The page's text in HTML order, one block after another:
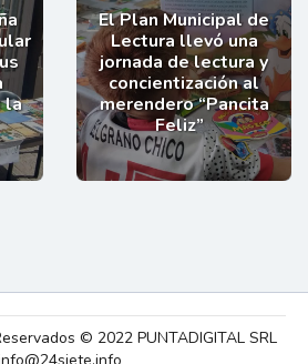
la
El Plan Municipal de
Lectura llevó una
jornada de lectura y
concientización al
merendero “Pancita
Feliz”
© 2022 PUNTADIGITAL SRL